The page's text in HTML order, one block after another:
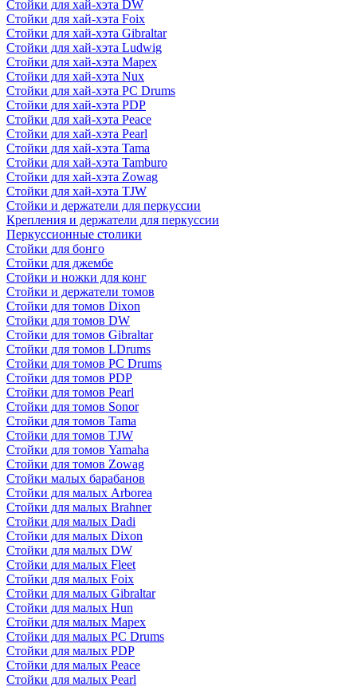
Стойки для хай-хэта DW
Стойки для хай-хэта Foix
Стойки для хай-хэта Gibraltar
Стойки для хай-хэта Ludwig
Стойки для хай-хэта Mapex
Стойки для хай-хэта Nux
Стойки для хай-хэта PC Drums
Стойки для хай-хэта PDP
Стойки для хай-хэта Peace
Стойки для хай-хэта Pearl
Стойки для хай-хэта Tama
Стойки для хай-хэта Tamburo
Стойки для хай-хэта Zowag
Стойки для хай-хэта TJW
Стойки и держатели для перкуссии
Крепления и держатели для перкуссии
Перкуссионные столики
Стойки для бонго
Стойки для джембе
Стойки и ножки для конг
Стойки и держатели томов
Стойки для томов Dixon
Стойки для томов DW
Стойки для томов Gibraltar
Стойки для томов LDrums
Стойки для томов PC Drums
Стойки для томов PDP
Стойки для томов Pearl
Стойки для томов Sonor
Стойки для томов Tama
Стойки для томов TJW
Стойки для томов Yamaha
Стойки для томов Zowag
Стойки малых барабанов
Стойки для малых Arborea
Стойки для малых Brahner
Стойки для малых Dadi
Стойки для малых Dixon
Стойки для малых DW
Стойки для малых Fleet
Стойки для малых Foix
Стойки для малых Gibraltar
Стойки для малых Hun
Стойки для малых Mapex
Стойки для малых PC Drums
Стойки для малых PDP
Стойки для малых Peace
Стойки для малых Pearl